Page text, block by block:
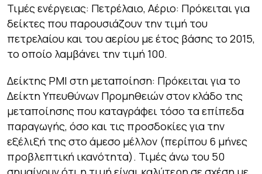
Τιμές ενέργειας: Πετρέλαιο, Αέριο: Πρόκειται για
δείκτες που παρουσιάζουν την τιμή του
πετρελαίου και του αερίου με έτος βάσης το 2015,
το οποίο λαμβάνει την τιμή 100.
Δείκτης PMI στη μεταποίηση: Πρόκειται για το
Δείκτη Υπευθύνων Προμηθειών στον κλάδο της
μεταποίησης που καταγράφει τόσο τα επίπεδα
παραγωγής, όσο και τις προσδοκίες για την
εξέλιξή της στο άμεσο μέλλον (περίπου 6 μήνες
προβλεπτική ικανότητα). Τιμές άνω του 50